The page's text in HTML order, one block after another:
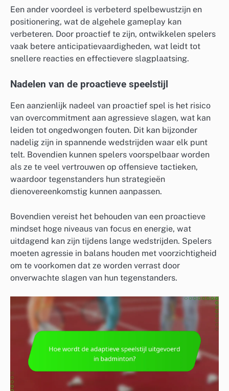
Een ander voordeel is verbeterd spelbewustzijn en
positionering, wat de algehele gameplay kan
verbeteren. Door proactief te zijn, ontwikkelen spelers
vaak betere anticipatievaardigheden, wat leidt tot
snellere reacties en effectievere slagplaatsing.
Nadelen van de proactieve speelstijl
Een aanzienlijk nadeel van proactief spel is het risico
van overcommitment aan agressieve slagen, wat kan
leiden tot ongedwongen fouten. Dit kan bijzonder
nadelig zijn in spannende wedstrijden waar elk punt
telt. Bovendien kunnen spelers voorspelbaar worden
als ze te veel vertrouwen op offensieve tactieken,
waardoor tegenstanders hun strategieën
dienovereenkomstig kunnen aanpassen.
Bovendien vereist het behouden van een proactieve
mindset hoge niveaus van focus en energie, wat
uitdagend kan zijn tijdens lange wedstrijden. Spelers
moeten agressie in balans houden met voorzichtigheid
om te voorkomen dat ze worden verrast door
onverwachte slagen van hun tegenstanders.